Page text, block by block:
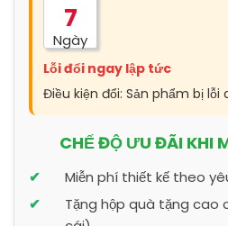
7
Ngày
Lỗi đổi ngay lập tức
Điều kiện đổi: Sản phẩm bị lỗi
CHẾ ĐỘ ƯU ĐÃI KHI
Miễn phí thiết kế theo
Tặng hộp quà tặng cao